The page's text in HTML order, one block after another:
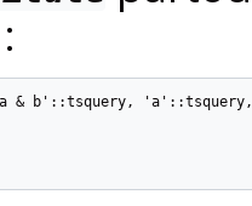
& b'::tsquery,